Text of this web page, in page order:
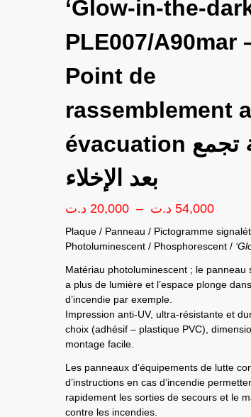
‘Glow-in-the-
PLE007/A90mar
Point de
rassemblement
évacuation نقطة تجمع
بعد الإخلاء
20,000 د.ت – 54,000 د.ت
Plaque / Panneau / Pictogramme
Photoluminescent / Phosphorescent /
Matériau photoluminescent ; le panneau
a plus de lumière et l’espace plonge
d’incendie par exemple.
Impression anti-UV, ultra-résistante et
choix (adhésif – plastique PVC),
montage facile.
Les panneaux d’équipements de lutte
d’instructions en cas d’incendie
rapidement les sorties de secours et le
contre les incendies.